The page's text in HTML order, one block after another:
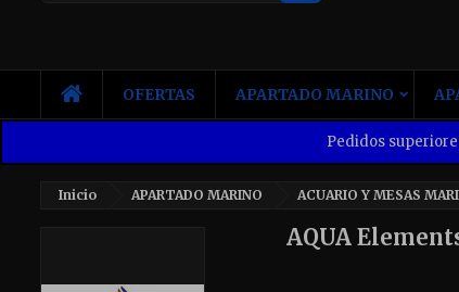
INICIOOFERTAS APARTADO MARINO
Pedidos
Inicio APARTADO MARINO ACUARIO Y MESAS
AQUA